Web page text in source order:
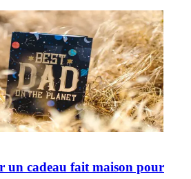
un cadeau fait maison pour